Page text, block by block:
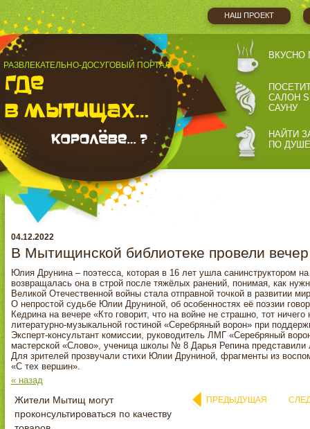
НАШ ПРОЕКТ
РАЗВЛЕКАТЕЛЬНО-ДОСУГОВЫЙ ПОРТАЛ
ВКУСНО
САЛОН
САУНУ
НАЙТИ
ПО ДУШЕ
04.12.2022
В Мытищинской библиотеке провели
Юлия Друнина – поэтесса, которая в 16 лет ушла санинструктором
возвращалась она в строй после тяжёлых ранений, понимая, как
Великой Отечественной войны стала отправной точкой в развитии
О непростой судьбе Юлии Друниной, об особенностях её поэзии
Кедрина на вечере «Кто говорит, что на войне не страшно, тот
литературно-музыкальной гостиной «Серебряный ворон» при
Эксперт-консультант комиссии, руководитель ЛМГ «Серебряный
мастерской «Слово», ученица школы № 8 Дарья Репина
Для зрителей прозвучали стихи Юлии Друниной, фрагменты из
«С тех вершин».
« назад
Жители Мытищ могут
проконсультироваться по качеству
ПРЕДЫДУЩАЯ